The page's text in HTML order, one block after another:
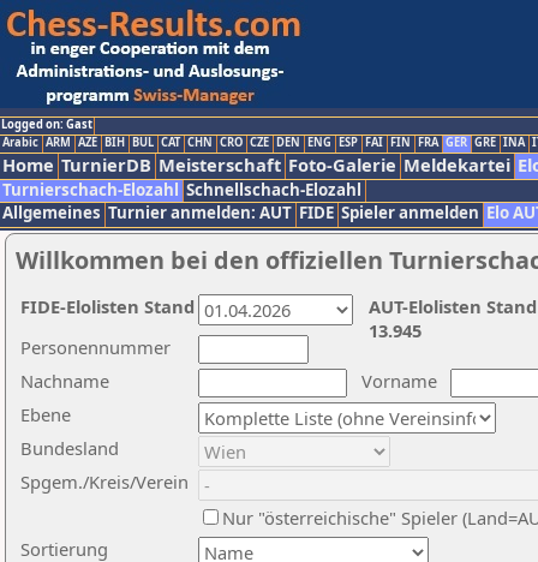
Logged on: Gast
Arabic ARM AZE BIH BUL CAT CHN CRO CZE DEN ENG ESP FAI FIN FRA GER GRE INA
Home TurnierDB Meisterschaft Foto-Galerie Meldekartei
Turnierschach-Elozahl Schnellschach-Elozahl
Allgemeines Turnier anmelden: AUT FIDE Spieler anmelden Elo
Willkommen bei den offiziellen
Nachname
Vorname
Ebene
Sortierung
Personennummer
Bundesland
Spgem./Kreis/Verein
Nur "österreichische" Spieler
AUT-Elolisten
13.945
FIDE-Elolisten Stand